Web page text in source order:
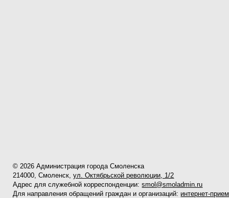
© 2026 Администрация города Смоленска
214000, Смоленск,ул. Октябрьской революции, 1/2
Адрес для служебной корреспонденции:smol@smoladmin.ru
Для направления обращений граждан и организаций: интернет-